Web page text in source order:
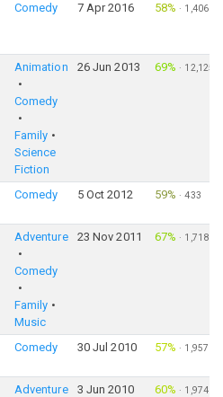
Comedy 7 Apr 2016 58% · 1,406
Animation
Comedy
Family
Science
Fiction
26 Jun 2013 69% · 12,125
Comedy 5 Oct 2012 59% ·433
Adventure
Comedy
Family
Music
23 Nov 2011 67% · 1,718
Comedy 30 Jul 2010 57% · 1,957
Adventure 3 Jun 2010 60% · 1,974